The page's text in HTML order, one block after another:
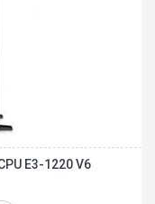
E3-1220 V6